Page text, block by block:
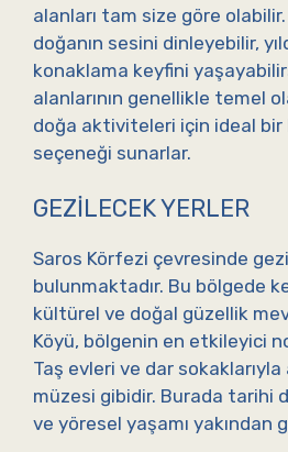
alanları tam size göre olabilir.
doğanın sesini dinleyebilir,
konaklama keyfini
alanlarının genellikle temel
doğa aktiviteleri için ideal bir
seçeneği sunarlar.
GEZILECEK YERLER
Saros Körfezi çevresinde
bulunmaktadır. Bu bölgede
kültürel ve doğal güzellik
Köyü, bölgenin en etkileyici
Taş evleri ve dar
müzesi gibidir. Burada tarihi
ve yöresel yaşamı yakından